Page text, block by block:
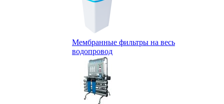
Мембранные фильтры на весь
водопровод